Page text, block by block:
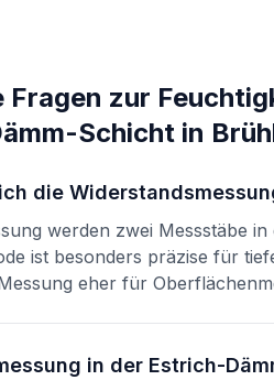
Fragen zur
Schicht in
die
werden zwei Messstäbe
ist besonders präzise für
eher für
in der Estrich-